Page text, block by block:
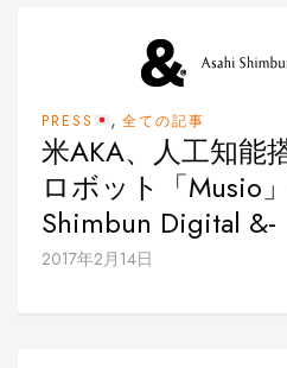
PRESS , 全ての記事
米AKA、人工知能
ロボット「Musio
Shimbun Digital &-
2017年2月14日